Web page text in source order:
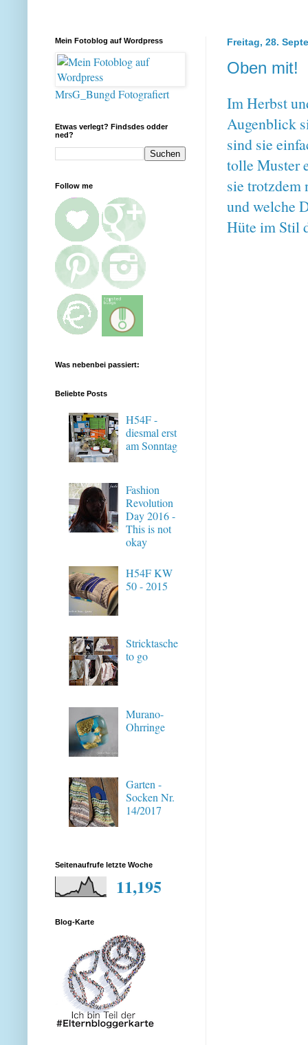
Freitag, 28.
Oben mit!
Im Herbst
Augenblick
sind sie
tolle Muster
sie trotzdem
und welche
Hüte im Stil
Mein Fotoblog auf Wordpress
MrsG_Bungd Fotografiert
Etwas verlegt? Findsdes odder
ned?
Follow me
Was nebenbei passiert:
Beliebte Posts
H54F -
diesmal erst
am Sonntag
Fashion
Revolution
Day 2016 -
This is not
okay
H54F KW
50 - 2015
Stricktasche
to go
Murano-
Ohrringe
Garten -
Socken Nr.
14/2017
Seitenaufrufe letzte Woche
11,195
Blog-Karte